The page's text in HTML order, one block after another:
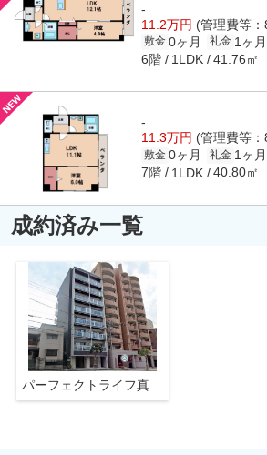
-
11.2万円 (管理費等
敷金 0ヶ月 礼金 1ヶ月
6階 1LDK 41.76㎡
-
11.3万円 (管理費等
敷金 0ヶ月 礼金 1ヶ月
7階 1LDK 40.80㎡
成約済み一覧
パーフェクトライフ真法院